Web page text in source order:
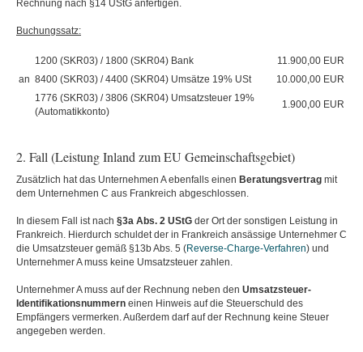
Rechnung nach §14 UStG anfertigen.
Buchungssatz:
1200 (SKR03) / 1800 (SKR04) Bank
11.900,00 EUR
an 8400 (SKR03) / 4400 (SKR04) Umsätze 19% USt
10.000,00 EUR
1776 (SKR03) / 3806 (SKR04) Umsatzsteuer 19%
(Automatikkonto)
1.900,00 EUR
2. Fall (Leistung Inland zum EU Gemeinschaftsgebiet)
Zusätzlich hat das Unternehmen A ebenfalls einen Beratungsvertrag mit
dem Unternehmen C aus Frankreich abgeschlossen.
In diesem Fall ist nach §3a Abs. 2 UStG der Ort der sonstigen Leistung in
Frankreich. Hierdurch schuldet der in Frankreich ansässige Unternehmer C
die Umsatzsteuer gemäß §13b Abs. 5 (Reverse-Charge-Verfahren) und
Unternehmer A muss keine Umsatzsteuer zahlen.
Unternehmer A muss auf der Rechnung neben den Umsatzsteuer-
Identifikationsnummern einen Hinweis auf die Steuerschuld des
Empfängers vermerken. Außerdem darf auf der Rechnung keine Steuer
angegeben werden.